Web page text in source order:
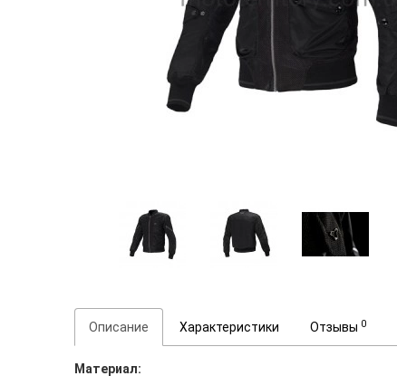
Описание Характеристики Отзывы 0
Материал: